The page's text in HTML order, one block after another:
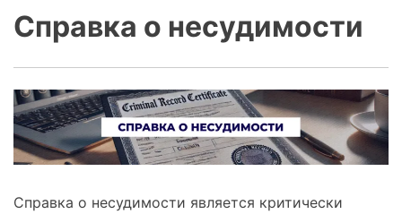
Справка о несудимости
Справка о несудимости является критически